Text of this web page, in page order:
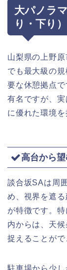
大パノラ
り・下り）
山梨県の上野
でも最大級の
要な休憩拠点
有名ですが、
に優れた環境を
高台から
談合坂SAは周
め、視界を遮
が特徴です。
内からは、天
捉えることがで